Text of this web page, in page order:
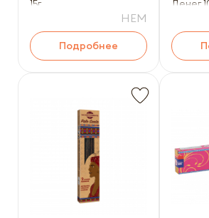
15г
HEM
Подробнее
Денег